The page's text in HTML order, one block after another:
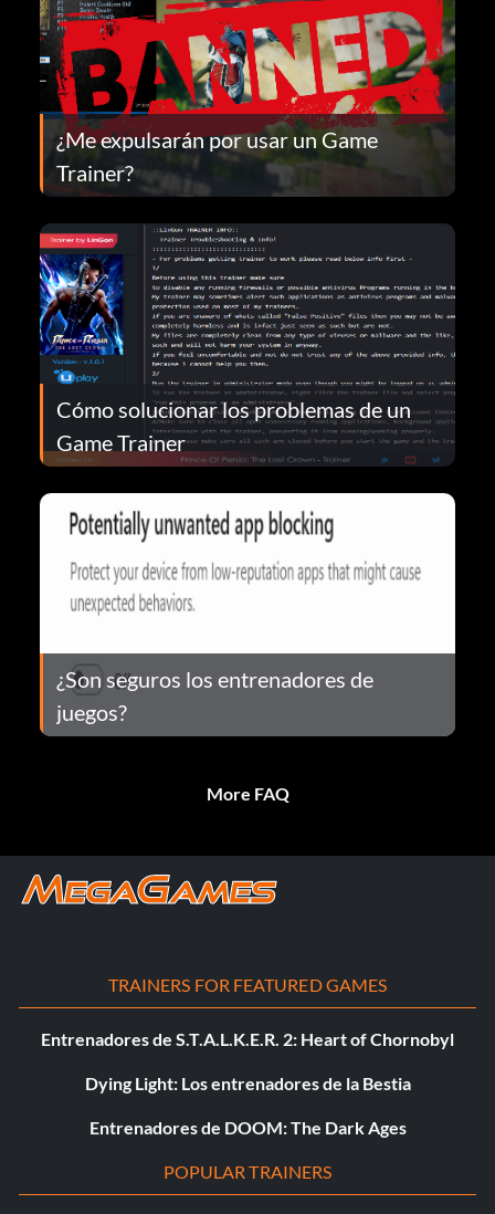
¿Me expulsarán por usar un Game
Trainer?
Cómo solucionar los problemas de un
Game Trainer
¿Son seguros los entrenadores de
juegos?
More FAQ
TRAINERS FOR FEATURED GAMES
Entrenadores de S.T.A.L.K.E.R. 2: Heart of Chornobyl
Dying Light: Los entrenadores de la Bestia
Entrenadores de DOOM: The Dark Ages
POPULAR TRAINERS